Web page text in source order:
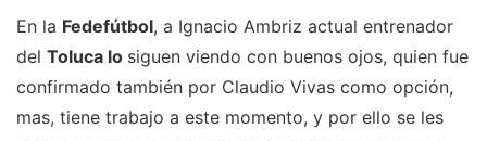
En la Fedefútbol, a Ignacio Ambriz actual entrenador
del Toluca lo siguen viendo con buenos ojos, quien fue
confirmado también por Claudio Vivas como opción,
mas, tiene trabajo a este momento, y por ello se les